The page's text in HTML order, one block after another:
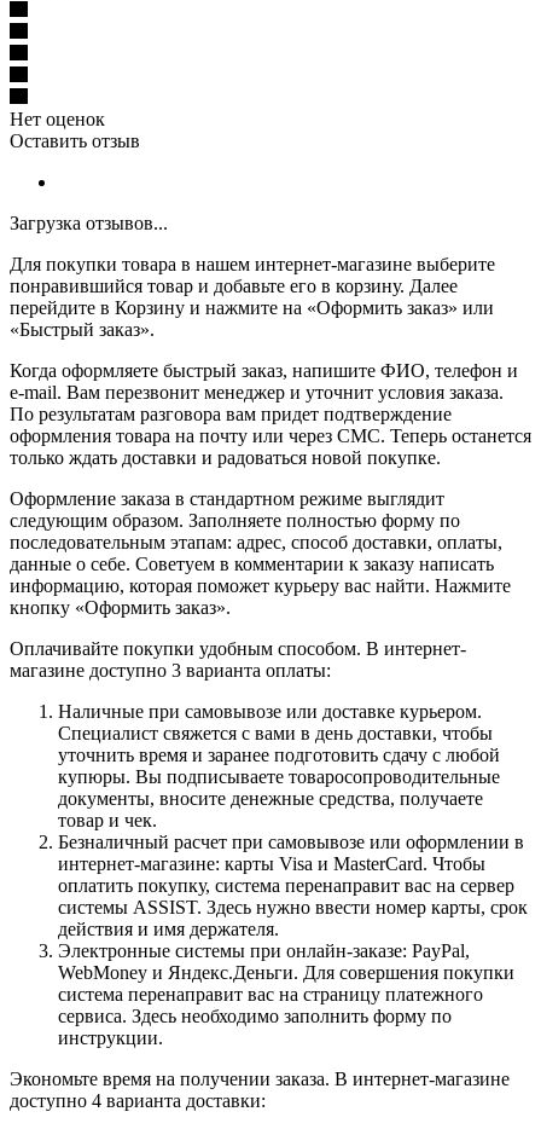
Нет оценок
Оставить отзыв
Загрузка отзывов...
Для покупки товара в нашем интернет-магазине выберите
понравившийся товар и добавьте его в корзину. Далее
перейдите в Корзину и нажмите на «Оформить заказ» или
«Быстрый заказ».
Когда оформляете быстрый заказ, напишите ФИО, телефон и
e-mail. Вам перезвонит менеджер и уточнит условия заказа.
По результатам разговора вам придет подтверждение
оформления товара на почту или через СМС. Теперь останется
только ждать доставки и радоваться новой покупке.
Оформление заказа в стандартном режиме выглядит
следующим образом. Заполняете полностью форму по
последовательным этапам: адрес, способ доставки, оплаты,
данные о себе. Советуем в комментарии к заказу написать
информацию, которая поможет курьеру вас найти. Нажмите
кнопку «Оформить заказ».
Оплачивайте покупки удобным способом. В интернет-
магазине доступно 3 варианта оплаты:
Наличные при самовывозе или доставке курьером.
Специалист свяжется с вами в день доставки, чтобы
уточнить время и заранее подготовить сдачу с любой
купюры. Вы подписываете товаросопроводительные
документы, вносите денежные средства, получаете
товар и чек.
Безналичный расчет при самовывозе или оформлении в
интернет-магазине: карты Visa и MasterCard. Чтобы
оплатить покупку, система перенаправит вас на сервер
системы ASSIST. Здесь нужно ввести номер карты, срок
действия и имя держателя.
Электронные системы при онлайн-заказе: PayPal,
WebMoney и Яндекс.Деньги. Для совершения покупки
система перенаправит вас на страницу платежного
сервиса. Здесь необходимо заполнить форму по
инструкции.
Экономьте время на получении заказа. В интернет-магазине
доступно 4 варианта доставки: